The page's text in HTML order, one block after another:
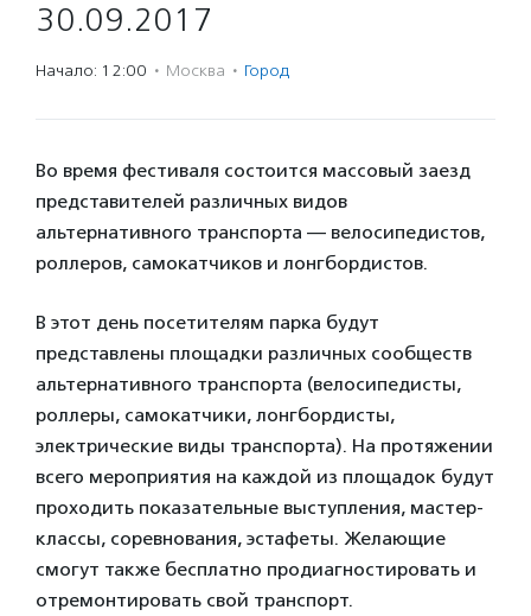
30.09.2017
Начало: 12:00 · Москва · Город
Во время фестиваля состоится массовый заезд
представителей различных видов
альтернативного транспорта — велосипедистов,
роллеров, самокатчиков и лонгбордистов.
В этот день посетителям парка будут
представлены площадки различных сообществ
альтернативного транспорта (велосипедисты,
роллеры, самокатчики, лонгбордисты,
электрические виды транспорта). На протяжении
всего мероприятия на каждой из площадок будут
проходить показательные выступления, мастер-
классы, соревнования, эстафеты. Желающие
смогут также бесплатно продиагностировать и
отремонтировать свой транспорт.